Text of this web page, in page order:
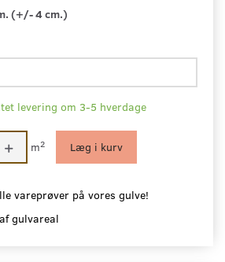
(+/- 4 cm.)
levering om 3-5 hverdage
m2 Læg i kurv
vareprøver på vores gulve!
gulvareal